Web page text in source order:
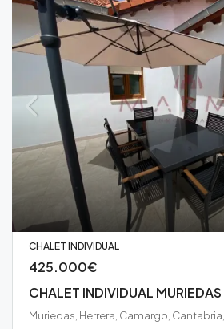
CHALET INDIVIDUAL
425.000€
CHALET INDIVIDUAL MURIEDAS
Muriedas, Herrera, Camargo,